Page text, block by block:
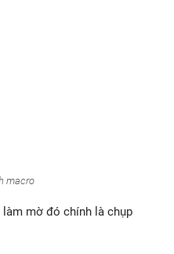
macro
mờ đó chính là chụp